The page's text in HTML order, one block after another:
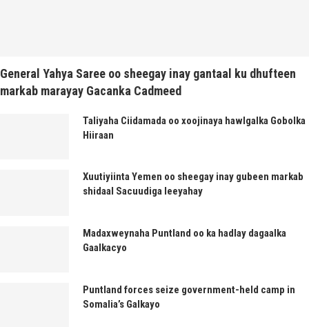
General Yahya Saree oo sheegay inay gantaal ku dhufteen
markab marayay Gacanka Cadmeed
Taliyaha Ciidamada oo xoojinaya hawlgalka Gobolka
Hiiraan
Xuutiyiinta Yemen oo sheegay inay gubeen markab
shidaal Sacuudiga leeyahay
Madaxweynaha Puntland oo ka hadlay dagaalka
Gaalkacyo
Puntland forces seize government-held camp in
Somalia’s Galkayo